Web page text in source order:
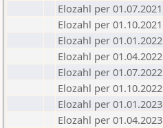
Elozahl per 01.07.2021
Elozahl per 01.10.2021
Elozahl per 01.01.2022
Elozahl per 01.04.2022
Elozahl per 01.07.2022
Elozahl per 01.10.2022
Elozahl per 01.01.2023
Elozahl per 01.04.2023